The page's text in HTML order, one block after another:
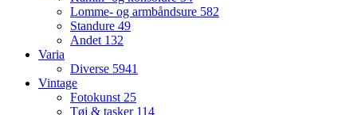
Lomme- og armbåndsure 582
Standure 49
Andet 132
Varia
Diverse 5941
Vintage
Fotokunst25
Tøj & tasker 114